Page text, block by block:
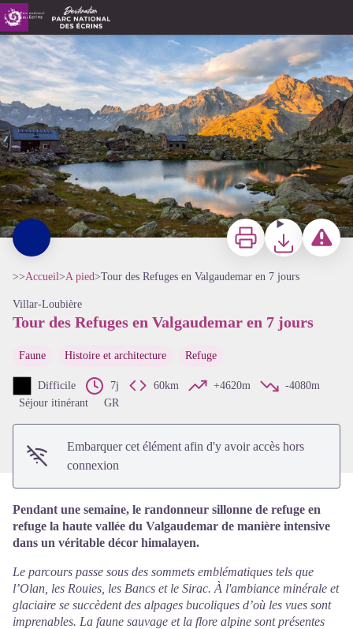
Tour des Refuges en Valgaudemar en 7 jours
Voir l'image en plein écran
ImprimerTéléchargerSignaler
>>Accueil>A pied>Tour des Refuges en Valgaudemar en 7 jours
Villar-Loubière
Tour des Refuges en Valgaudemar en 7 jours
Faune Histoire et architecture Refuge
Difficile 7j 60km +4620m
-4080m
Séjour itinérant
GR
Embarquer cet élément afin d'y avoir accès hors
connexion
Pendant une semaine, le randonneur sillonne de refuge en
refuge la haute vallée du Valgaudemar de manière intensive
dans un véritable décor himalayen.
Le parcours passe sous des sommets emblématiques tels que
l’Olan, les Rouies, les Bancs et le Sirac. À l'ambiance minérale et
glaciaire se succèdent des alpages bucoliques d’où les vues sont
imprenables. La faune sauvage et la flore alpine sont présentes